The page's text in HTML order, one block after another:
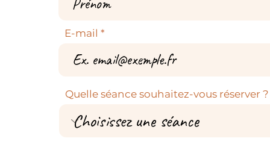
E-mail
Quelle séance souhaitez-vous réserver ?